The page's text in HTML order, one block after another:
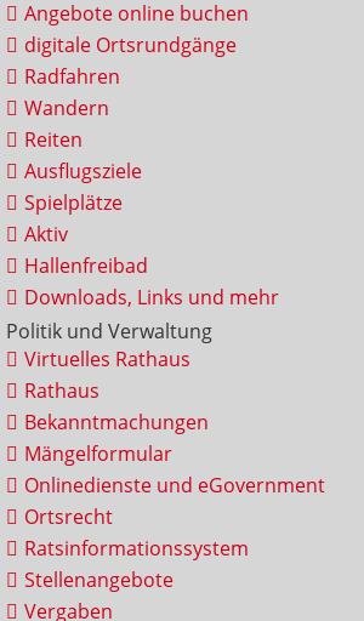
Angebote online buchen
digitale Ortsrundgänge
Radfahren
Wandern
Reiten
Ausflugsziele
Spielplätze
Aktiv
Hallenfreibad
Downloads, Links und mehr
Politik und Verwaltung
Virtuelles Rathaus
Rathaus
Bekanntmachungen
Mängelformular
Onlinedienste und eGovernment
Ortsrecht
Ratsinformationssystem
Stellenangebote
Vergaben